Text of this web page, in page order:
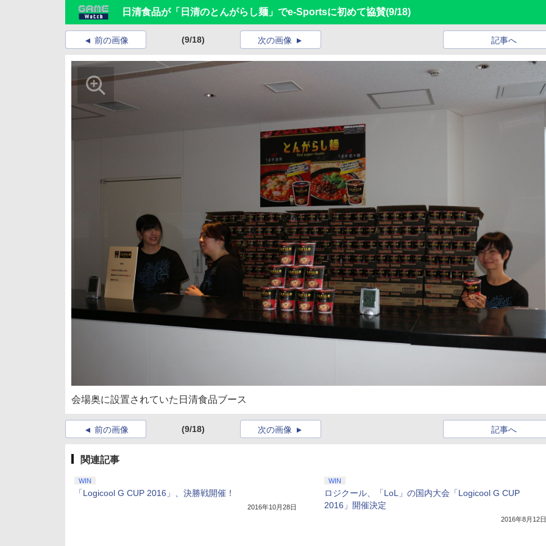
日清食品が「日清のとんがらし麺」でe-Sportsに初めて協賛(9/18)
前の画像 (9/18) 記事へ
次の画像
会場奥に設置されていた日清食品ブース
前の画像 (9/18) 記事へ
次の画像
関連記事
WIN
「Logicool G CUP 2016」、決勝戦開催！
2016年10月28日
WIN
ロジクール、「LoL」の国内大会「Logicool G CUP
2016」開催決定
2016年8月12日